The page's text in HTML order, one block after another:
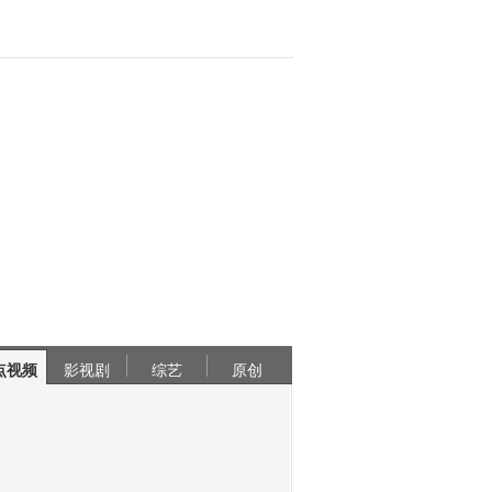
视频 影视剧 综艺 原创